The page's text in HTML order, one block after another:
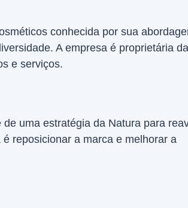
conhecida por sua
A empresa é proprietária
e serviços.
uma estratégia da Natura para
reposicionar a marca e melhorar a